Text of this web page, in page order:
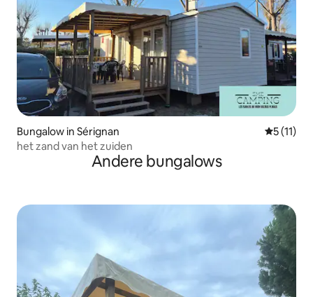
Bungalow in Sérignan
5 (11)
het zand van het zuiden
Andere bungalows